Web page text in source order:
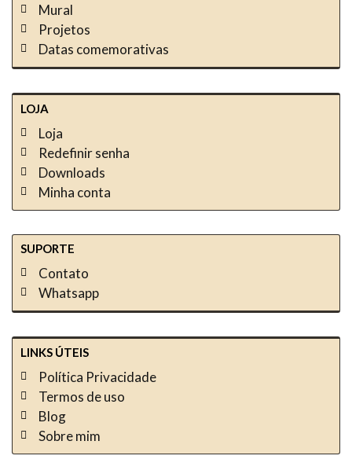
Mural
Projetos
Datas comemorativas
LOJA
Loja
Redefinir senha
Downloads
Minha conta
SUPORTE
Contato
Whatsapp
LINKS ÚTEIS
Política Privacidade
Termos de uso
Blog
Sobre mim